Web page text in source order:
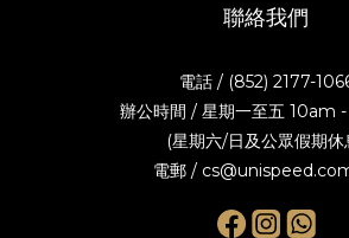
聯絡我們
電話 / (852) 2177-
辦公時間 / 星期一至五 10am
(星期六/日及公眾假期休
電郵 /